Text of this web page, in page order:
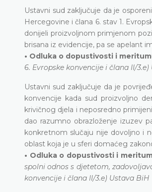
Ustavni sud zaključuje da je
Hercegovine i člana 6. stav 1.
donijeli proizvoljnom primjenom
brisana iz evidencije, pa se apelant
• Odluka o dopustivosti i
6. Evropske konvencije i člana II/
Ustavni sud zaključuje da je
konvencije kada sud proizvoljno
krivičnog djela i neposredno
dao razumno obrazloženje izuzev
konkretnom slučaju nije dovoljno i
oblast koja je u sferi domaćeg
• Odluka o dopustivosti i
spolni odnos s djetetom,
konvencije i člana II/3.e) Ustava BiH